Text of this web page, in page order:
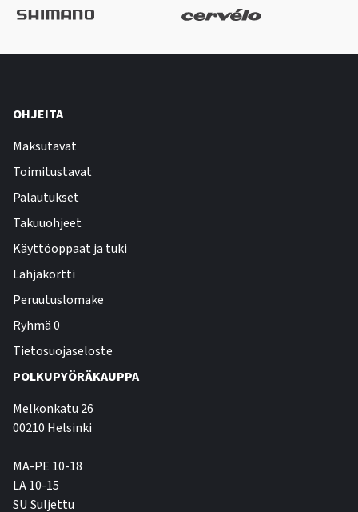
OHJEITA
Maksutavat
Toimitustavat
Palautukset
Takuuohjeet
Käyttöoppaat ja tuki
Lahjakortti
Peruutuslomake
Ryhmä 0
Tietosuojaseloste
POLKUPYÖRÄKAUPPA
Melkonkatu 26
00210 Helsinki
MA-PE 10-18
LA 10-15
SU Suljettu